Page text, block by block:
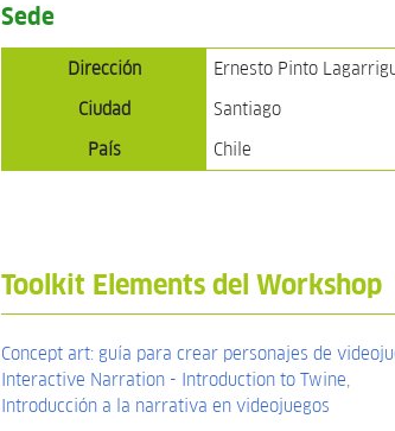
Sede
Dirección
Ernesto Pinto
Ciudad
Santiago
País
Chile
Toolkit Elements del Workshop
Concept art: guía para crear personajes de
Interactive Narration - Introduction to Twine,
Introducción a la narrativa en videojuegos